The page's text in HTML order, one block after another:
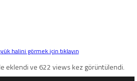
halini görmek için tıklayın
eklendi ve 622 views kez görüntülendi.